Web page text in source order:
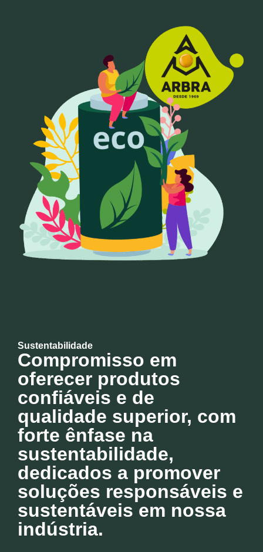
Sustentabilidade
Compromisso em
oferecer produtos
confiáveis e de
qualidade superior, com
forte ênfase na
sustentabilidade,
dedicados a promover
soluções responsáveis e
sustentáveis em nossa
indústria.